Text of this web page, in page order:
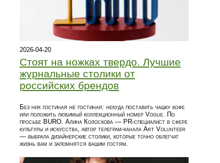
2026-04-20
Стоят на ножках твердо. Лучшие
журнальные столики от
российских брендов
Без них гостиная не гостиная: некуда поставить чашку кофе
или положить любимый коллекционный номер Vogue. По
просьбе BURO. Алина Колоскова — PR-специалист в сфере
культуры и искусства, автор телеграм-канала Art Volunteer
— выбрала дизайнерские столики, которые точно облегчат
жизнь вам и запомнятся вашим гостям.